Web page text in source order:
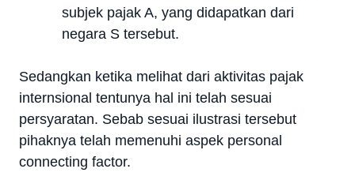
subjek pajak A, yang didapatkan dari
negara S tersebut.
Sedangkan ketika melihat dari aktivitas pajak
internsional tentunya hal ini telah sesuai
persyaratan. Sebab sesuai ilustrasi tersebut
pihaknya telah memenuhi aspek personal
connecting factor.